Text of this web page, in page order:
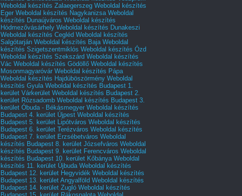
Weboldal készítés Zalaegerszeg Weboldal készítés
Eger Weboldal készítés Nagykanizsa Weboldal
készítés Dunaújváros Weboldal készítés
Hódmezővásárhely Weboldal készítés Dunakeszi
Weboldal készítés Cegléd Weboldal készítés
Salgótarján Weboldal készítés Baja Weboldal
készítés Szigetszentmiklós Weboldal készítés Ózd
Weboldal készítés Szekszárd Weboldal készítés
Vác Weboldal készítés Gödöllő Weboldal készítés
Mosonmagyaróvár Weboldal készítés Pápa
Weboldal készítés Hajdúböszörmény Weboldal
készítés Gyula Weboldal készítés Budapest 1.
kerület Várkerület Weboldal készítés Budapest 2.
kerület Rózsadomb Weboldal készítés Budapest 3.
kerület Óbuda - Békásmegyer Weboldal készítés
Budapest 4. kerület Újpest Weboldal készítés
Budapest 5. kerület Lipótváros Weboldal készítés
Budapest 6. kerület Terézváros Weboldal készítés
Budapest 7. kerület Erzsébetváros Weboldal
készítés Budapest 8. kerület Józsefváros Weboldal
készítés Budapest 9. kerület Ferencváros Weboldal
készítés Budapest 10. kerület Kőbánya Weboldal
készítés 11. kerület Újbuda Weboldal készítés
Budapest 12. kerület Hegyvidék Weboldal készítés
Budapest 13. kerület Angyalföld Weboldal készítés
Budapest 14. kerület Zugló Weboldal készítés
Budapest 15. kerület Rákospalota Weboldal